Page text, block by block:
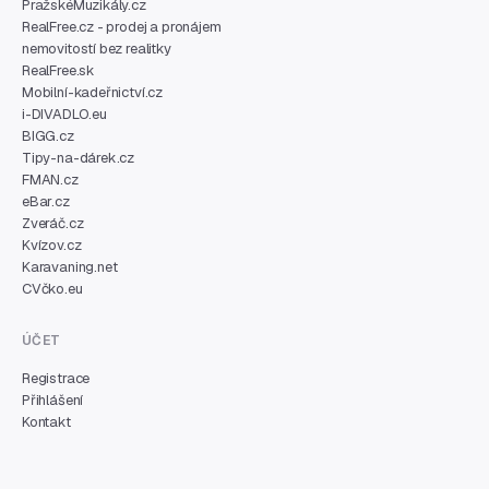
PražskéMuzikály.cz
RealFree.cz - prodej a pronájem
nemovitostí bez realitky
RealFree.sk
Mobilní-kadeřnictví.cz
i-DIVADLO.eu
BIGG.cz
Tipy-na-dárek.cz
FMAN.cz
eBar.cz
Zveráč.cz
Kvízov.cz
Karavaning.net
CVčko.eu
ÚČET
Registrace
Přihlášení
Kontakt